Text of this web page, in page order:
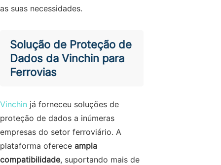
as suas necessidades.
Solução de Proteção de
Dados da Vinchin para
Ferrovias
Vinchin já forneceu soluções de
proteção de dados a inúmeras
empresas do setor ferroviário. A
plataforma oferece ampla
compatibilidade, suportando mais de